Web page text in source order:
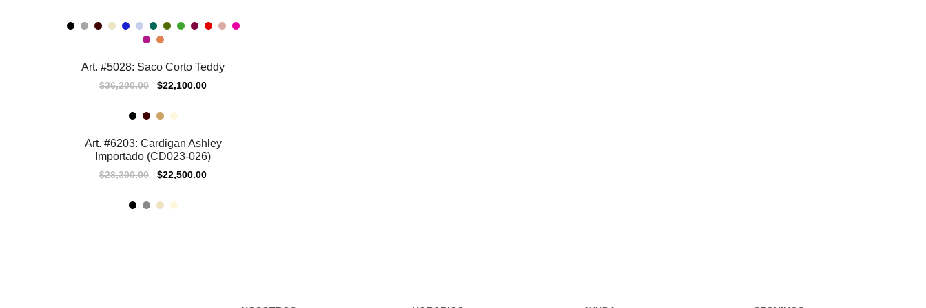
39% OFF
Art. #5028: Saco Corto Teddy
$36,200.00 $22,100.00
ÚLTIMOS
Art. #6203: Cardigan Ashley
Importado (CD023-026)
$28,300.00 $22,500.00